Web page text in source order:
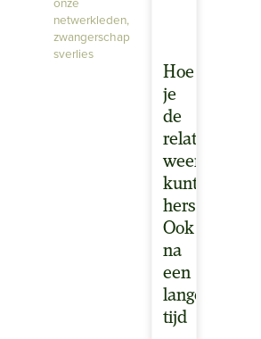
netwerkleden,
zwangerschap
sverlies
Hoe
je
de
relatie
weer
kunt
herstellen.
Ook
na
een
lange
tijd